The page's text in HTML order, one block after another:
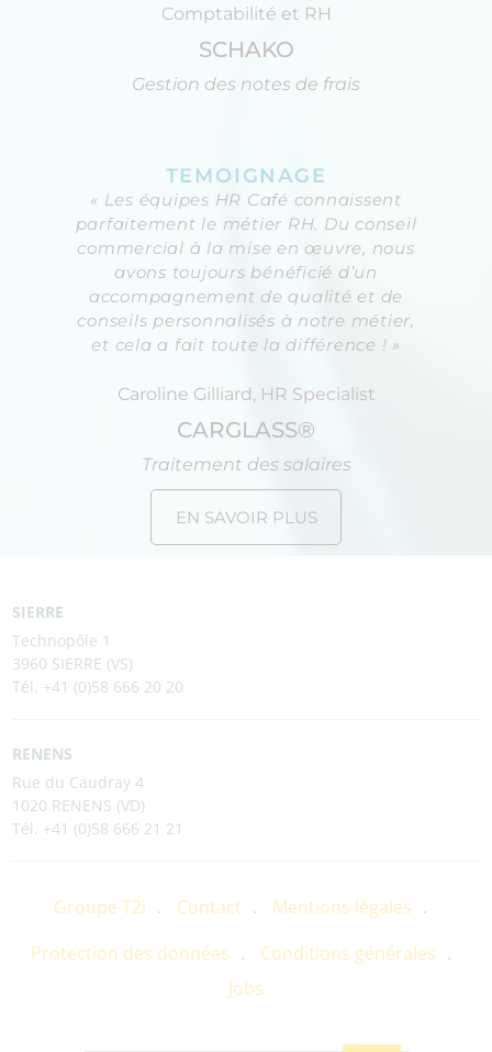
Comptabilité et RH
SCHAKO
Gestion des notes de frais
TEMOIGNAGE
« Les équipes HR Café connaissent
parfaitement le métier RH. Du conseil
commercial à la mise en œuvre, nous
avons toujours bénéficié d’un
accompagnement de qualité et de
conseils personnalisés à notre métier,
et cela a fait toute la différence ! »
Caroline Gilliard, HR Specialist
CARGLASS®
Traitement des salaires
EN SAVOIR PLUS
SIERRE
Technopôle 1
3960 SIERRE (VS)
Tél. +41 (0)58 666 20 20
RENENS
Rue du Caudray 4
1020 RENENS (VD)
Tél. +41 (0)58 666 21 21
Groupe T2i Contact
Mentions légales
Protection des données
Conditions générales
Jobs